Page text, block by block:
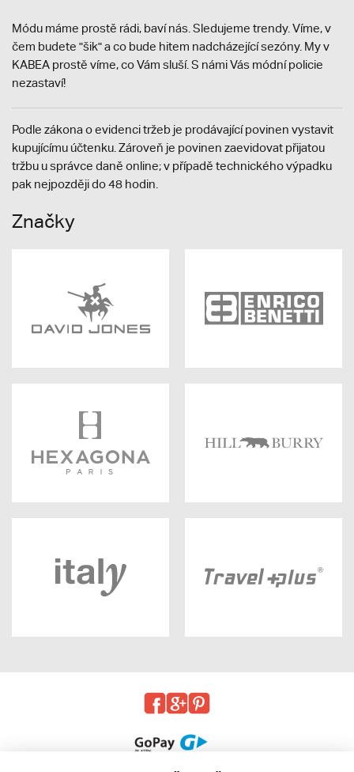
Módu máme prostě rádi, baví nás. Sledujeme trendy. Víme, v
čem budete "šik" a co bude hitem nadcházející sezóny. My v
KABEA prostě víme, co Vám sluší. S námi Vás módní policie
nezastaví!
Podle zákona o evidenci tržeb je prodávající povinen vystavit
kupujícímu účtenku. Zároveň je povinen zaevidovat přijatou
tržbu u správce daně online; v případě technického výpadku
pak nejpozději do 48 hodin.
Značky